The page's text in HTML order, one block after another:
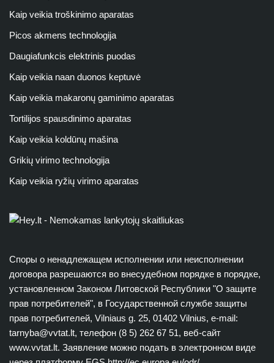
Kaip veikia troškinimo aparatas
Picos akmens technologija
Daugiafunkcis elektrinis puodas
Kaip veikia naan duonos keptuvė
Kaip veikia makaronų gaminimo aparatas
Tortilijos spausdinimo aparatas
Kaip veikia koldūnų mašina
Grikių virimo technologija
Kaip veikia ryžių virimo aparatas
Споры о ненадлежащем исполнении или неисполнении
договора разрешаются во внесудебном порядке в порядке,
установленном Законом Литовской Республики "О защите
прав потребителей", в Государственной службе защиты
прав потребителей, Vilniaus g. 25, 01402 Vilnius, e-mail:
tarnyba@vvtat.lt, телефон (8 5) 262 67 51, веб-сайт
www.vvtat.lt. Заявление можно подать в электронном виде